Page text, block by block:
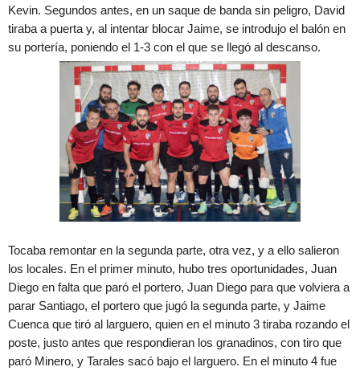
Kevin. Segundos antes, en un saque de banda sin peligro, David
tiraba a puerta y, al intentar blocar Jaime, se introdujo el balón en
su portería, poniendo el 1-3 con el que se llegó al descanso.
Tocaba remontar en la segunda parte, otra vez, y a ello salieron
los locales. En el primer minuto, hubo tres oportunidades, Juan
Diego en falta que paró el portero, Juan Diego para que volviera a
parar Santiago, el portero que jugó la segunda parte, y Jaime
Cuenca que tiró al larguero, quien en el minuto 3 tiraba rozando el
poste, justo antes que respondieran los granadinos, con tiro que
paró Minero, y Tarales sacó bajo el larguero. En el minuto 4 fue